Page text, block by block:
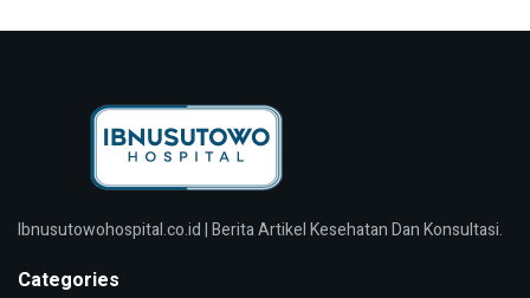
Ibnusutowohospital.co.id | Berita Artikel Kesehatan Dan Konsultasi.
Categories